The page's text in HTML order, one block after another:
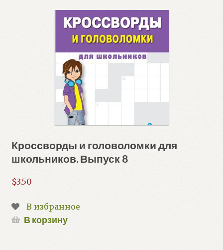
Кроссворды и головоломки для
школьников. Выпуск 8
$3.50
В избранное
В корзину